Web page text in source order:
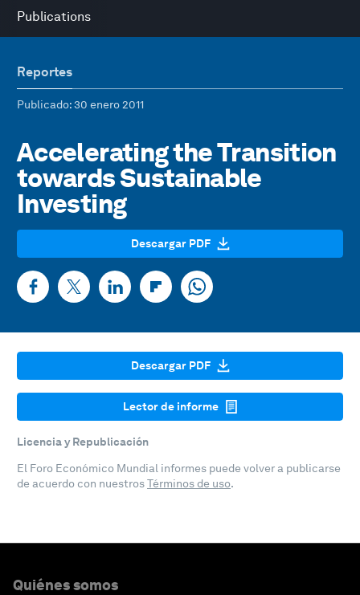
Publications
Reportes
Publicado: 30 enero 2011
Accelerating the Transition
towards Sustainable
Investing
Descargar PDF
Descargar PDF
Lector de informe
Licencia y Republicación
El Foro Económico Mundial informes puede volver a publicarse
de acuerdo con nuestrosTérminos de uso.
Quiénes somos